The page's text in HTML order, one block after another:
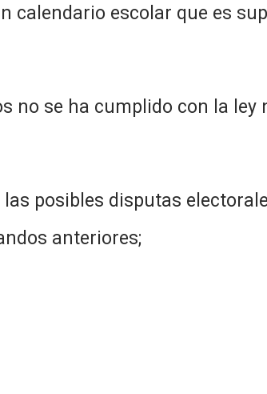
calendario escolar que es
cumplido con la ley
disputas electorales
anteriores;